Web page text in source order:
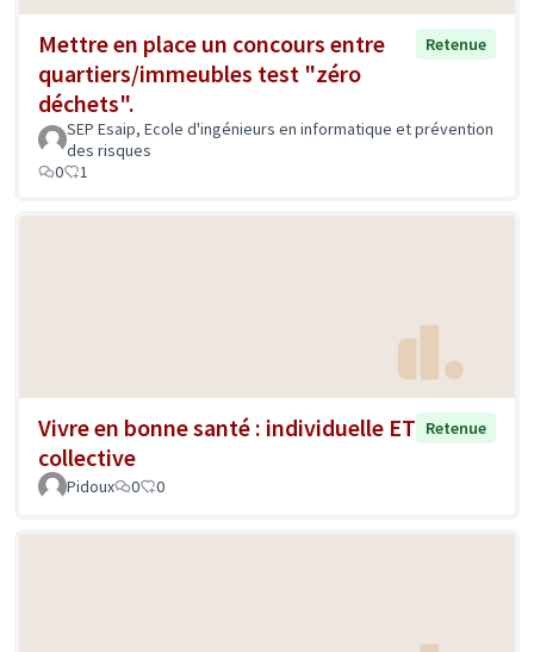
Mettre en place un concours entre
quartiers/immeubles test "zéro
déchets".
Retenue
SEP Esaip, Ecole d'ingénieurs en informatique et prévention
des risques
0
1
Vivre en bonne santé : individuelle ET
collective
Retenue
Pidoux 0 0